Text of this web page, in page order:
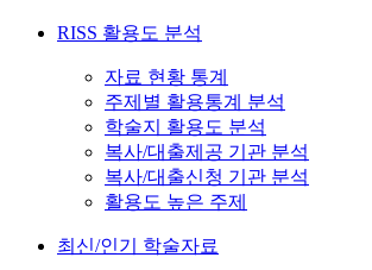
RISS 활용도 분석
자료 현황 통계
주제별 활용통계 분석
학술지 활용도 분석
복사/대출제공 기관 분석
복사/대출신청 기관 분석
활용도 높은 주제
최신/인기 학술자료